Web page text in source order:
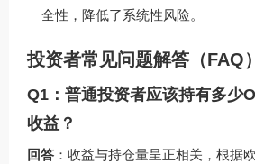
全性，降低了系统性风险。
投资者常见问题解答（FAQ）
Q1：普通投资者应该持有多少
收益？
回答 ：收益与持仓量呈正相关，根据